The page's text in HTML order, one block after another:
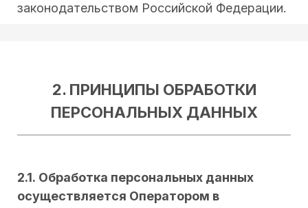
законодательством Российской Федерации.
2. ПРИНЦИПЫ ОБРАБОТКИ
ПЕРСОНАЛЬНЫХ ДАННЫХ
2.1. Обработка персональных данных
осуществляется Оператором в